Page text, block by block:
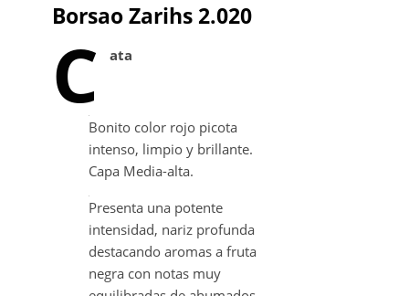
Borsao Zarihs 2.020
C ata
Bonito color rojo picota
intenso, limpio y brillante.
Capa Media-alta.